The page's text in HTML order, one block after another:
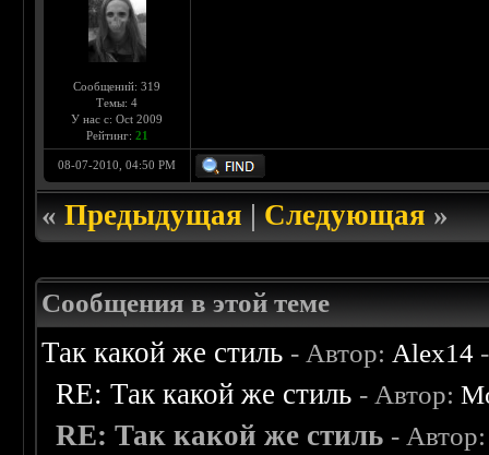
Сообщений: 319
Темы: 4
У нас с: Oct 2009
Рейтинг: 21
08-07-2010, 04:50 PM
«Предыдущая|Следующая»
Сообщения в этой теме
Так какой же стиль - Автор: Alex14
RE: Так какой же стиль - Автор:
RE: Так какой же стиль -